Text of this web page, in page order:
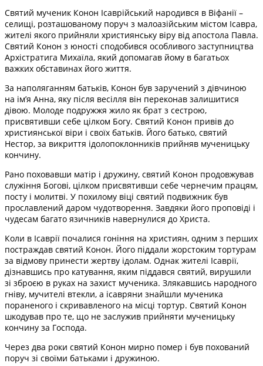
Святий мученик Конон Ісаврійський народився в Віфанії –
селищі, розташованому поруч з малоазійським містом Ісавра,
жителі якого прийняли християнську віру від апостола Павла.
Святий Конон з юності сподобився особливого заступництва
Архістратига Михаїла, який допомагав йому в багатьох
важких обставинах його життя.
За наполяганням батьків, Конон був заручений з дівчиною
на ім’я Анна, яку після весілля він переконав залишитися
дівою. Молоде подружжя жило як брат з сестрою,
присвятивши себе цілком Богу. Святий Конон привів до
християнської віри і своїх батьків. Його батько, святий
Нестор, за викриття ідолопоклонників прийняв мученицьку
кончину.
Рано поховавши матір і дружину, святий Конон продовжував
служіння Богові, цілком присвятивши себе чернечим працям,
посту і молитві. У похилому віці святий подвижник був
прославлений даром чудотворення. Завдяки його проповіді і
чудесам багато язичників навернулися до Христа.
Коли в Ісаврії почалися гоніння на християн, одним з перших
постраждав святий Конон. Його піддали жорстоким тортурам
за відмову принести жертву ідолам. Однак жителі Ісаврії,
дізнавшись про катування, яким піддався святий, вирушили
зі зброєю в руках на захист мученика. Злякавшись народного
гніву, мучителі втекли, а ісавряни знайшли мученика
пораненого і скривавленого на місці тортур. Святий Конон
шкодував про те, що не заслужив прийняти мученицьку
кончину за Господа.
Через два роки святий Конон мирно помер і був похований
поруч зі своїми батьками і дружиною.